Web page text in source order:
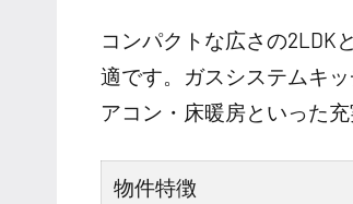
コンパクトな広さの2LDK
適です。ガスシステムキ
アコン・床暖房といった
物件特徴